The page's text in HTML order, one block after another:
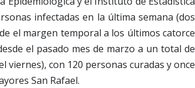
infectadas en la última semana (dos
el margen temporal a los últimos catorce
el pasado mes de marzo a un total de
viernes), con 120 personas curadas y once
San Rafael.